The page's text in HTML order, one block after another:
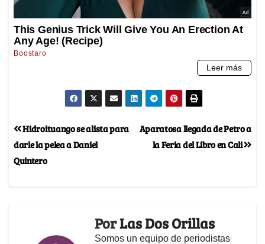
Aparatosa llegada de Petro a
la Feria del Libro en Cali
Hidroituango se alista para
darle la pelea a Daniel
Quintero
PorLas Dos Orillas
Somos un equipo de periodistas